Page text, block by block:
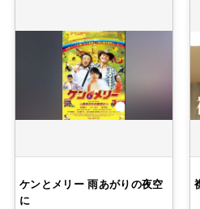
ケンとメリー 雨あがりの夜空
に